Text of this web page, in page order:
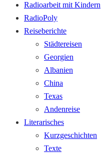
Radioarbeit mit Kindern
RadioPoly
Reiseberichte
Städtereisen
Georgien
Albanien
China
Texas
Andenreise
Literarisches
Kurzgeschichten
Texte